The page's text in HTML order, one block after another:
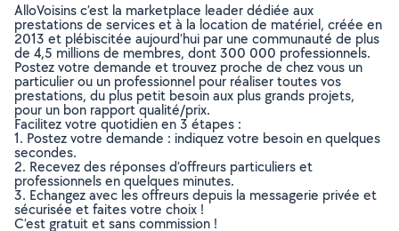
AlloVoisins c’est la marketplace leader dédiée aux
prestations de services et à la location de matériel, créée en
2013 et plébiscitée aujourd’hui par une communauté de plus
de 4,5 millions de membres, dont 300 000 professionnels.
Postez votre demande et trouvez proche de chez vous un
particulier ou un professionnel pour réaliser toutes vos
prestations, du plus petit besoin aux plus grands projets,
pour un bon rapport qualité/prix.
Facilitez votre quotidien en 3 étapes :
1. Postez votre demande : indiquez votre besoin en quelques
secondes.
2. Recevez des réponses d’offreurs particuliers et
professionnels en quelques minutes.
3. Echangez avec les offreurs depuis la messagerie privée et
sécurisée et faites votre choix !
C’est gratuit et sans commission !